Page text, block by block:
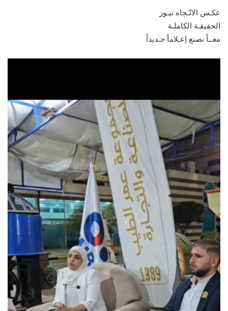
عكـس الاتّـجاه نيـوز
الحقيقـة الكاملـة
معــاً نصنع إعـلاماً جـديداً